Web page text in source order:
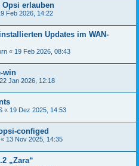
Opsi erlauben
Feb 2026, 14:22
Updates im WAN-
« 19 Feb 2026, 08:43
win
22 Jan 2026, 12:18
« 19 Dez 2025, 14:53
configed
« 13 Nov 2025, 14:35
„Zara“